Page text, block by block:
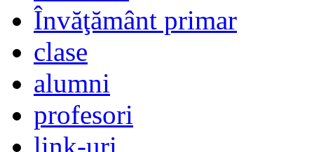
Învăţământ primar
clase
alumni
profesori
link-uri